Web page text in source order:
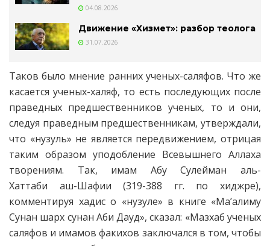
04.08.2026
Движение «Хизмет»: разбор теолога
31.07.2026
Таков было мнение ранних ученых-саляфов. Что же
касается ученых-халяф, то есть последующих после
праведных предшественников ученых, то и они,
следуя праведным предшественникам, утверждали,
что «нузуль» не является передвижением, отрицая
таким образом уподобление Всевышнего Аллаха
творениям. Так, имам Абу Сулейман аль-
Хаттаби аш-Шафии (319-388 гг. по хиджре),
комментируя хадис о «нузуле» в книге «Ма’алиму
Сунан шарх сунан Аби Дауд», сказал: «Мазхаб ученых
саляфов и имамов факихов заключался в том, чтобы